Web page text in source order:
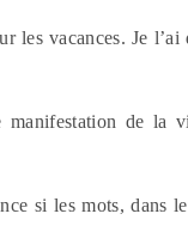
les vacances. Je
manifestation de la
si les mots,